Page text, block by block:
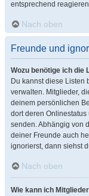
entsprechend
Nach oben
Freunde und
Wozu benötige ich die
Du kannst diese Listen
verwalten. Mitglieder,
deinem persönlichen
dort deren
senden. Abhängig von
deiner Freunde auch
ignorierst, dann siehst
Nach oben
Wie kann ich